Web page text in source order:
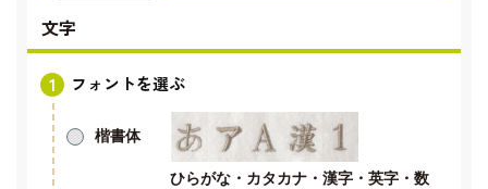
文字
フォントを選ぶ
楷書体
ひらがな・カタカナ・漢字・英字・数